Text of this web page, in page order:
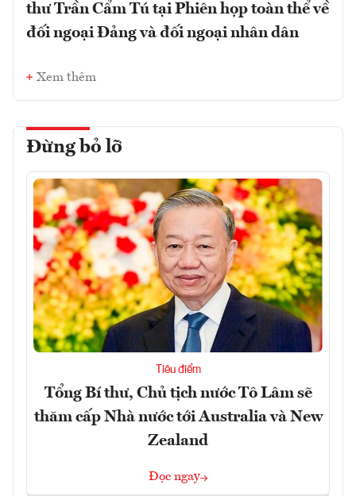
thư Trần Cẩm Tú tại Phiên họp toàn thể về
đối ngoại Đảng và đối ngoại nhân dân
Xem thêm
Đừng bỏ lỡ
Tiêu điểm
Tổng Bí thư, Chủ tịch nước Tô Lâm sẽ
thăm cấp Nhà nước tới Australia và New
Zealand
Đọc ngay